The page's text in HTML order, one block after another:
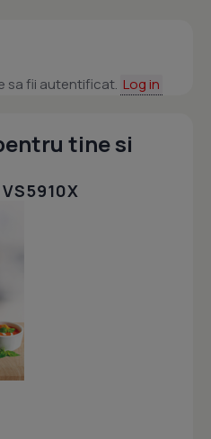
sa fii autentificat. Log in
tine si